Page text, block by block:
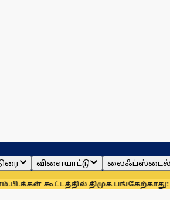
விளையாட்டு லைஃப்ஸ்டைல்
கூட்டத்தில் திமுக பங்கேற்காது: